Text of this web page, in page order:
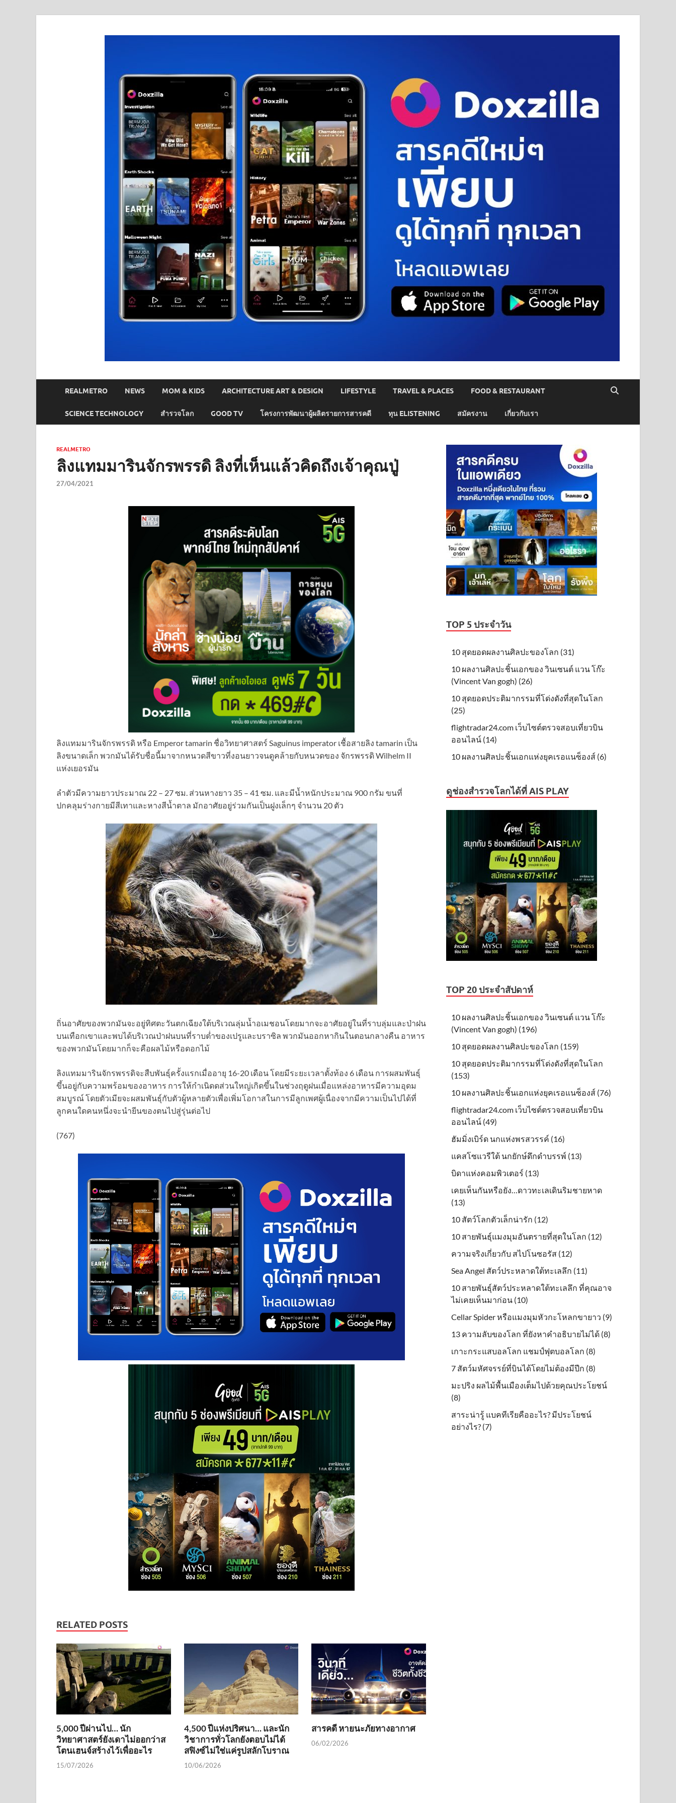
REALMETRO NEWS MOM & KIDS ARCHITECTURE ART & DESIGN LIFESTYLE TRAVEL & PLACES FOOD & RESTAURANT
SCIENCE TECHNOLOGY สำรวจโลก GOOD TV โครงการพัฒนาผู้ผลิตรายการสารคดี ทุน ELISTENING สมัครงาน เกี่ยวกับเรา
REALMETRO
ลิงแทมมารินจักรพรรดิ ลิงที่เห็นแล้วคิดถึงเจ้าคุณปู่
27/04/2021
ลิงแทมมารินจักรพรรดิ หรือ Emperor tamarin ชื่อวิทยาศาสตร์ Saguinus imperator เชื้อสายลิง tamarin เป็น
ลิงขนาดเล็ก พวกมันได้รับชื่อนี้มาจากหนวดสีขาวที่งอนยาวจนดูคล้ายกับหนวดของ จักรพรรดิ Wilhelm II
แห่งเยอรมัน
ลำตัวมีความยาวประมาณ 22 – 27 ซม. ส่วนหางยาว 35 – 41 ซม. และมีน้ำหนักประมาณ 900 กรัม ขนที่
ปกคลุมร่างกายมีสีเทาและหางสีน้ำตาล มักอาศัยอยู่ร่วมกันเป็นฝูงเล็กๆ จำนวน 20 ตัว
ถิ่นอาศัยของพวกมันจะอยู่ทิศตะวันตกเฉียงใต้บริเวณลุ่มน้ำอเมชอนโดยมากจะอาศัยอยู่ในที่ราบลุ่มและป่าฝน
บนเทือกเขาและพบได้บริเวณป่าฝนบนที่ราบต่ำของเปรูและบราซิล พวกมันออกหากินในตอนกลางคืน อาหาร
ของพวกมันโดยมากก็จะคือผลไม้หรือดอกไม้
ลิงแทมมารินจักรพรรดิจะสืบพันธุ์ครั้งแรกเมื่ออายุ 16-20 เดือน โดยมีระยะเวลาตั้งท้อง 6 เดือน การผสมพันธุ์
ขึ้นอยู่กับความพร้อมของอาหาร การให้กำเนิดดส่วนใหญ่เกิดขึ้นในช่วงฤดูฝนเมื่อแหล่งอาหารมีความอุดม
สมบูรณ์ โดยตัวเมียจะผสมพันธุ์กับตัวผู้หลายตัวเพื่อเพิ่มโอกาสในการมีลูกเพศผู้เนื่องจากมีความเป็นไปได้ที่
ลูกคนใดคนหนึ่งจะนำยีนของตนไปสู่รุ่นต่อไป
(767)
RELATED POSTS
5,000 ปีผ่านไป… นัก
วิทยาศาสตร์ยังเดาไม่ออกว่าส
โตนเฮนจ์สร้างไว้เพื่ออะไร
15/07/2026
4,500 ปีแห่งปริศนา… และนัก
วิชาการทั่วโลกยังตอบไม่ได้
สฟิงซ์ไม่ใช่แค่รูปสลักโบราณ
10/06/2026
สารคดี หายนะภัยทางอากาศ
06/02/2026
TOP 5 ประจำวัน
10 สุดยอดผลงานศิลปะของโลก (31)
10 ผลงานศิลปะชิ้นเอกของ วินเซนต์ แวน โก๊ะ
(Vincent Van gogh) (26)
10 สุดยอดประติมากรรมที่โด่งดังที่สุดในโลก
(25)
flightradar24.com เว็บไซต์ตรวจสอบเที่ยวบิน
ออนไลน์ (14)
10 ผลงานศิลปะชิ้นเอกแห่งยุคเรอแนซ็องส์ (6)
ดูช่องสำรวจโลกได้ที่ AIS PLAY
TOP 20 ประจำสัปดาห์
10 ผลงานศิลปะชิ้นเอกของ วินเซนต์ แวน โก๊ะ
(Vincent Van gogh) (196)
10 สุดยอดผลงานศิลปะของโลก (159)
10 สุดยอดประติมากรรมที่โด่งดังที่สุดในโลก
(153)
10 ผลงานศิลปะชิ้นเอกแห่งยุคเรอแนซ็องส์ (76)
flightradar24.com เว็บไซต์ตรวจสอบเที่ยวบิน
ออนไลน์ (49)
ฮัมมิ่งเบิร์ด นกแห่งพรสวรรค์ (16)
แคสโซแวรีใต้ นกยักษ์ดึกดําบรรพ์ (13)
บิดาแห่งคอมพิวเตอร์ (13)
เคยเห็นกันหรือยัง…ดาวทะเลเดินริมชายหาด
(13)
10 สัตว์โลกตัวเล็กน่ารัก (12)
10 สายพันธุ์แมงมุมอันตรายที่สุดในโลก (12)
ความจริงเกี่ยวกับ สไปโนซอรัส (12)
Sea Angel สัตว์ประหลาดใต้ทะเลลึก (11)
10 สายพันธุ์สัตว์ประหลาดใต้ทะเลลึก ที่คุณอาจ
ไม่เคยเห็นมาก่อน (10)
Cellar Spider หรือแมงมุมหัวกะโหลกขายาว (9)
13 ความลับของโลก ที่ยังหาคำอธิบายไม่ได้ (8)
เกาะกระแสบอลโลก แชมป์ฟุตบอลโลก (8)
7 สัตว์มหัศจรรย์ที่บินได้โดยไม่ต้องมีปีก (8)
มะปริง ผลไม้พื้นเมืองเต็มไปด้วยคุณประโยชน์
(8)
สาระน่ารู้ แบคทีเรียคืออะไร? มีประโยชน์
อย่างไร? (7)